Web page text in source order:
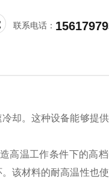
联系电话：
却。这种设备能够提
高温工作条件下的高
该材料的耐高温性也